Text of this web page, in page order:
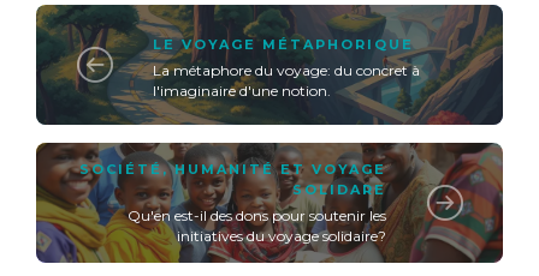
LE VOYAGE MÉTAPHORIQUE
La métaphore du voyage: du concret à
l'imaginaire d'une notion.
SOCIÉTÉ, HUMANITÉ ET VOYAGE
SOLIDARE
Qu'en est-il des dons pour soutenir les
initiatives du voyage solidaire?